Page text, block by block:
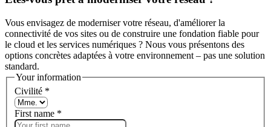
Vous envisagez de moderniser votre réseau, d'améliorer la
connectivité de vos sites ou de construire une fondation fiable pour
le cloud et les services numériques ? Nous vous présentons des
options concrètes adaptées à votre environnement – pas une solution
standard.
Your information
Civilité *
First name *